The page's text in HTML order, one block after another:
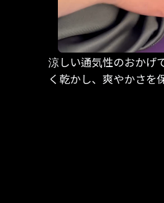
涼しい通気性のおかげ
く乾かし、爽やかさを